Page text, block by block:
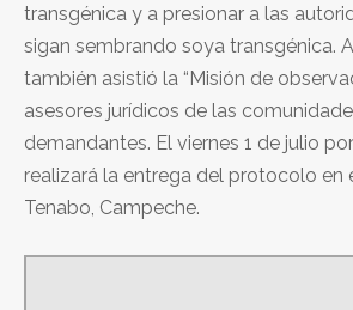
transgénica y a presionar a las
sigan sembrando soya transgénica.
también asistió la “Misión de
asesores jurídicos de las
demandantes. El viernes 1 de julio
realizará la entrega del protocolo en
Tenabo, Campeche.